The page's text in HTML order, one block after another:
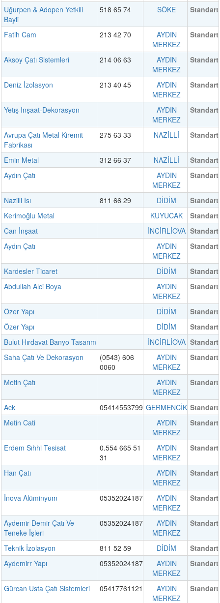
Uğurpen & Adopen Yetkili
Bayii
518 65 74 SÖKE Standart
Fatih Cam 213 42 70
AYDIN
MERKEZ
Standart
Aksoy Çatı Sistemleri 214 06 63
AYDIN
MERKEZ
Standart
Deniz İzolasyon 213 40 45
AYDIN
MERKEZ
Standart
Yetış Inşaat-Dekorasyon
AYDIN
MERKEZ
Standart
Avrupa Çatı Metal Kiremit
Fabrikası
275 63 33 NAZİLLİ Standart
Emin Metal 312 66 37 NAZİLLİ
Standart
Aydın Çatı
AYDIN
MERKEZ
Standart
Nazilli Isı 811 66 29 DİDİM
Standart
Kerimoğlu Metal
KUYUCAK
Standart
Can İnşaat
İNCİRLİOVA Standart
Aydın Çatı
AYDIN
MERKEZ
Standart
Kardesler Ticaret DİDİM
Standart
Abdullah Alci Boya
AYDIN
MERKEZ
Standart
Özer Yapı DİDİM
Standart
Özer Yapı
DİDİM
Standart
Bulut Hırdavat Banyo Tasarım
İNCİRLİOVA Standart
Saha Çatı Ve Dekorasyon
(0543) 606
0060
AYDIN
MERKEZ
Standart
Metin Çatı
AYDIN
MERKEZ
Standart
Ack 05414553799 GERMENCİK Standart
Metin Cati
AYDIN
MERKEZ
Standart
Erdem Sıhhi Tesisat
0.554 665 51
31
AYDIN
MERKEZ
Standart
Han Çatı
AYDIN
MERKEZ
Standart
İnova Alüminyum 05352024187
AYDIN
MERKEZ
Standart
Aydemir Demir Çatı Ve
Teneke İşleri
05352024187
AYDIN
MERKEZ
Standart
Teknik İzolasyon 811 52 59 DİDİM
Standart
Aydemirr Yapı
05352024187
AYDIN
MERKEZ
Standart
Gürcan Usta Çatı Sistemleri 05417761121
AYDIN
MERKEZ
Standart